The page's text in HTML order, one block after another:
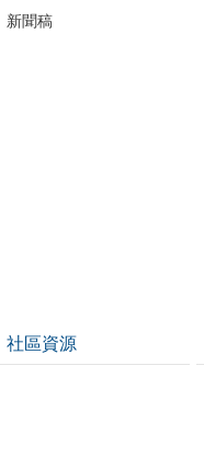
新聞稿
社區資源